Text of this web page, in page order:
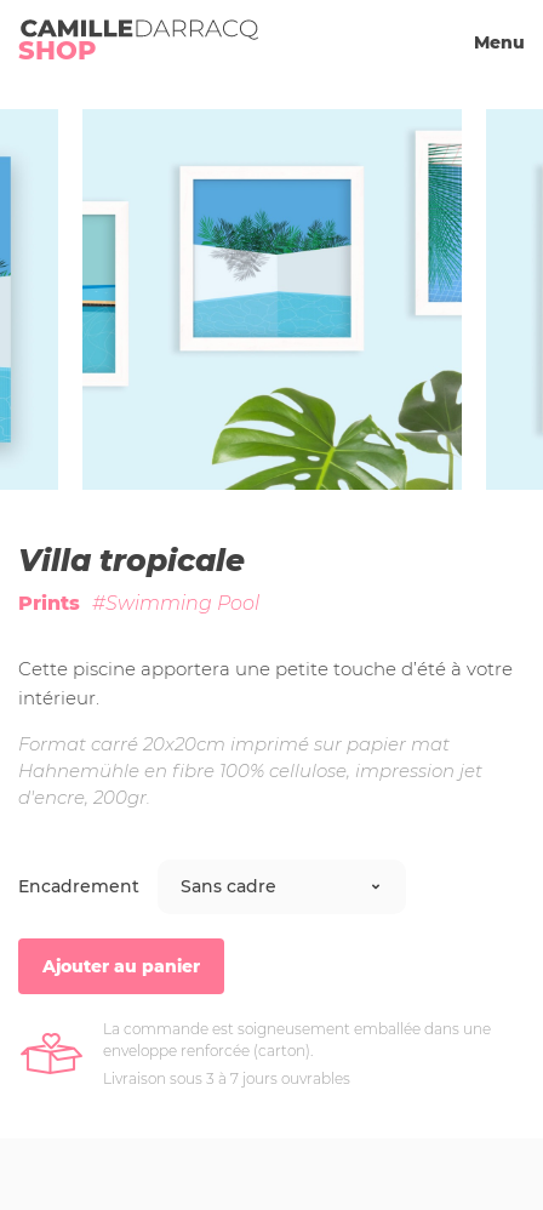
Camille Darracq
SHOP Menu
Panier
Villa tropicale
Prints #Swimming Pool
Cette piscine apportera une petite touche d’été à votre
intérieur.
Format carré 20x20cm imprimé sur papier mat
Hahnemühle en fibre 100% cellulose, impression jet
d'encre, 200gr.
Encadrement
Ajouter au panier
La commande est soigneusement emballée dans une
enveloppe renforcée (carton).
Livraison sous 3 à 7 jours ouvrables